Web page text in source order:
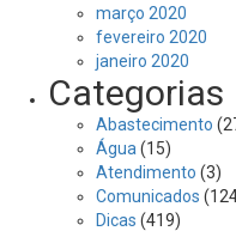
março 2020
fevereiro 2020
janeiro 2020
Categorias
Abastecimento
Água (15)
Atendimento (3)
Comunicados
Dicas (419)